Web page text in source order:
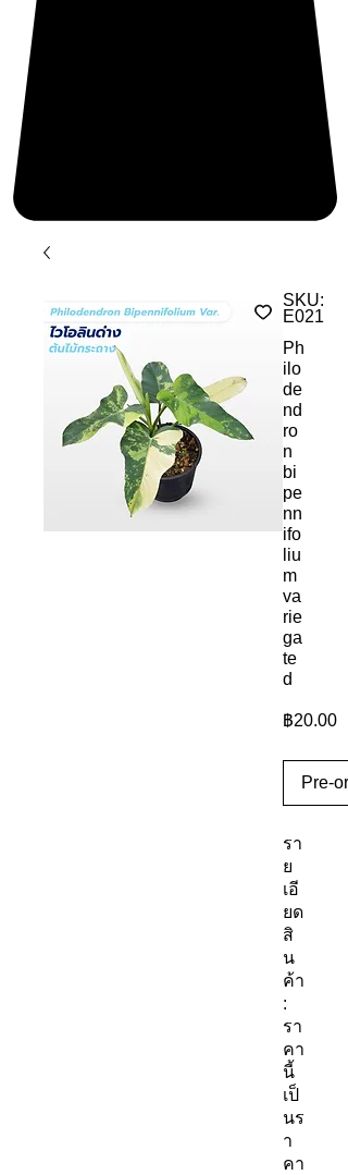
SKU:
E021
Ph
ilo
de
nd
ro
n
bi
pe
nn
ifo
liu
m
va
rie
ga
te
d
฿20.00ร
Pre-
รา
ย
เอี
ยด
สิ
น
ค้า
:
รา
คา
นี้
เป็
นร
า
คา